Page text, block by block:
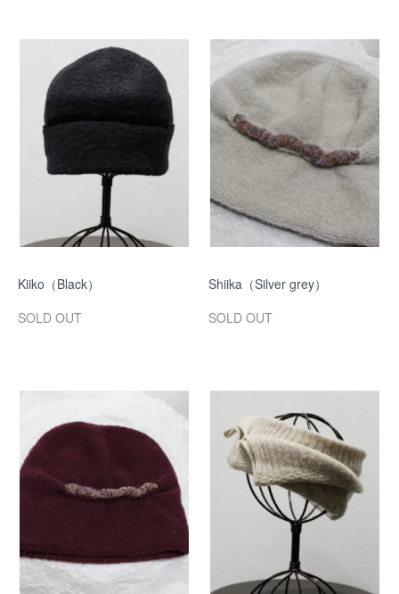
Kiiko（Black）
SOLD OUT
Shiika（Silver grey）
SOLD OUT